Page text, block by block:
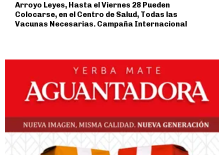
Arroyo Leyes, Hasta el Viernes 28 Pueden
Colocarse, en el Centro de Salud, Todas las
Vacunas Necesarias. Campaña Internacional